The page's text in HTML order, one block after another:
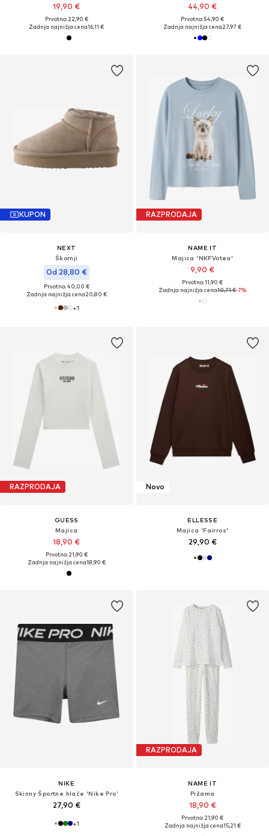
19,90 €
Prvotno: 22,90 €
Zadnja najnižja cena16,11 €
44,90 €
Prvotno: 54,90 €
Zadnja najnižja cena27,97 €
KUPON
NEXT
Škornji
Od 28,80 €
Prvotno: 40,00 €
Zadnja najnižja cena20,80 €
+1
RAZPRODAJA
NAME IT
Majica 'NKFVotea'
9,90 €
Prvotno: 11,90 €
Zadnja najnižja cena10,71 €-7%
RAZPRODAJA
GUESS
Majica
18,90 €
Prvotno: 21,90 €
Zadnja najnižja cena18,90 €
Novo
ELLESSE
Majica 'Fairros'
29,90 €
NIKE
Skinny Športne hlače 'Nike Pro'
27,90 €
+1
RAZPRODAJA
NAME IT
Pižama
18,90 €
Prvotno: 21,90 €
Zadnja najnižja cena15,21 €